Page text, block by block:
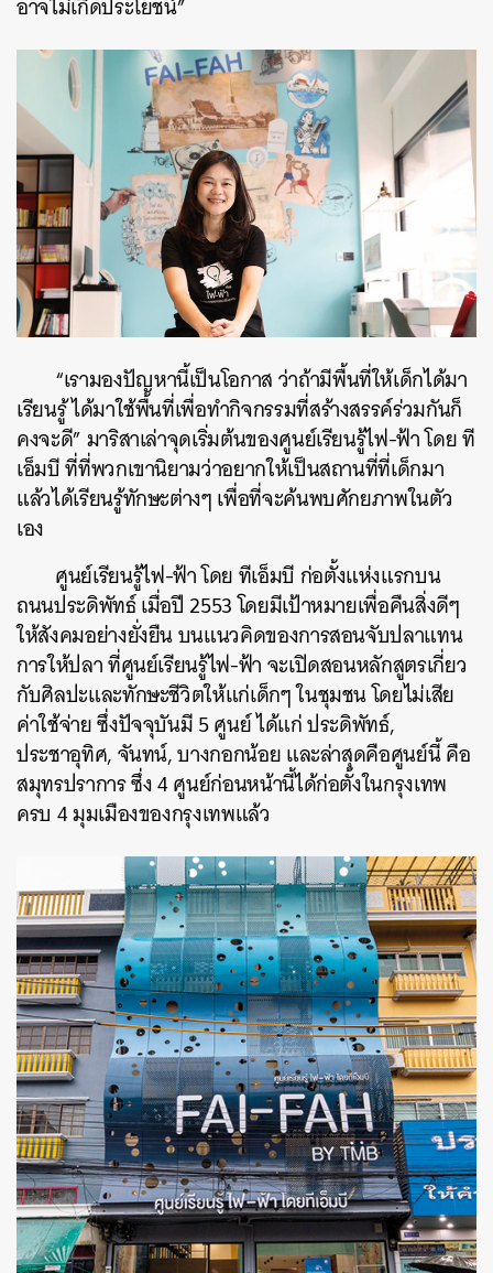
“เรามองปัญหานี้เป็นโอกาส ว่าถ้ามีพื้นที่ให้เด็กได้มา
เรียนรู้ ได้มาใช้พื้นที่เพื่อทำกิจกรรมที่สร้างสรรค์ร่วมกันก็
คงจะดี” มาริสาเล่าจุดเริ่มต้นของศูนย์เรียนรู้ไฟ-ฟ้า โดย ที
เอ็มบี ที่ที่พวกเขานิยามว่าอยากให้เป็นสถานที่ที่เด็กมา
แล้วได้เรียนรู้ทักษะต่างๆ เพื่อที่จะค้นพบศักยภาพในตัว
เอง
ศูนย์เรียนรู้ไฟ-ฟ้า โดย ทีเอ็มบี ก่อตั้งแห่งแรกบน
ถนนประดิพัทธ์ เมื่อปี 2553 โดยมีเป้าหมายเพื่อคืนสิ่งดีๆ
ให้สังคมอย่างยั่งยืน บนแนวคิดของการสอนจับปลาแทน
การให้ปลา ที่ศูนย์เรียนรู้ไฟ-ฟ้า จะเปิดสอนหลักสูตรเกี่ยว
กับศิลปะและทักษะชีวิตให้แก่เด็กๆ ในชุมชน โดยไม่เสีย
ค่าใช้จ่าย ซึ่งปัจจุบันมี 5 ศูนย์ ได้แก่ ประดิพัทธ์,
ประชาอุทิศ, จันทน์, บางกอกน้อย และล่าสุดคือศูนย์นี้ คือ
สมุทรปราการ ซึ่ง 4 ศูนย์ก่อนหน้านี้ได้ก่อตั้งในกรุงเทพ
ครบ 4 มุมเมืองของกรุงเทพแล้ว